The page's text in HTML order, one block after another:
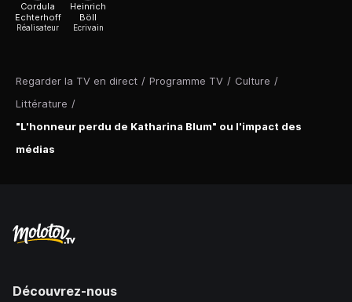
Regarder la TV en direct / Programme TV / Culture /
Littérature /
"L'honneur perdu de Katharina Blum" ou l'impact des
médias
Cordula
Echterhoff
Réalisateur
Heinrich
Böll
Ecrivain
Découvrez-nous